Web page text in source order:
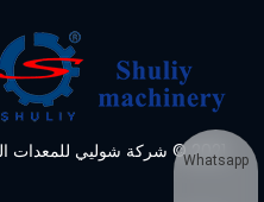
2021 © شركة شوليي للمعدات المحدودة
Whatsapp